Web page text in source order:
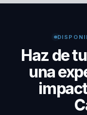
transformadora
herramientas
personales y
Haz de
una